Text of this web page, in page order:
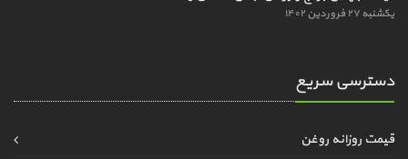
یکشنبه ۲۷ فروردین ۱۴۰۲
دسترسی سریع
قیمت روزانه روغن